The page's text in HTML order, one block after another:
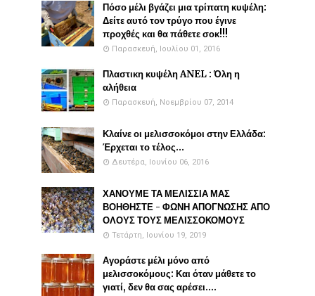
Πόσο μέλι βγάζει μια τρίπατη κυψέλη:
Δείτε αυτό τον τρύγο που έγινε
προχθές και θα πάθετε σοκ!!!
Παρασκευή, Ιουλίου 01, 2016
Πλαστικη κυψέλη ANEL : Όλη η
αλήθεια
Παρασκευή, Νοεμβρίου 07, 2014
Κλαίνε οι μελισσοκόμοι στην Ελλάδα:
Έρχεται το τέλος...
Δευτέρα, Ιουνίου 06, 2016
ΧΑΝΟΥΜΕ ΤΑ ΜΕΛΙΣΣΙΑ ΜΑΣ
ΒΟΗΘΗΣΤΕ - ΦΩΝΗ ΑΠΟΓΝΩΣΗΣ ΑΠΟ
ΟΛΟΥΣ ΤΟΥΣ ΜΕΛΙΣΣΟΚΟΜΟΥΣ
Τετάρτη, Ιουνίου 19, 2019
Αγοράστε μέλι μόνο από
μελισσοκόμους: Και όταν μάθετε το
γιατί, δεν θα σας αρέσει....